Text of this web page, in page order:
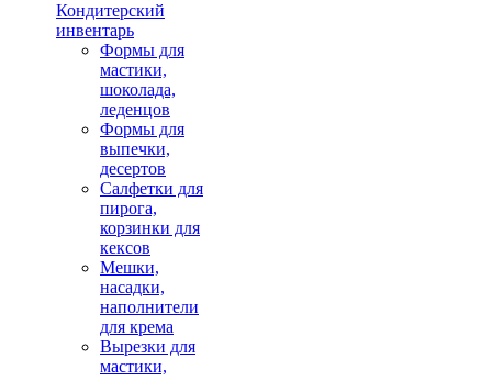
Кондитерский
инвентарь
Формы для
мастики,
шоколада,
леденцов
Формы для
выпечки,
десертов
Салфетки для
пирога,
корзинки для
кексов
Мешки,
насадки,
наполнители
для крема
Вырезки для
мастики,